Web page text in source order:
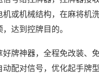
机或机械结构，在麻将机
达到控牌目的。
好牌神器，全程免改装、
动配对信号，优化起手牌